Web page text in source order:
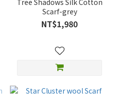
Tree Shadows Silk Cotton
Scarf-grey
NT$1,980